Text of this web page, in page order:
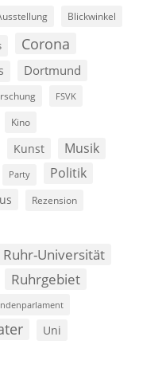
Blickwinkel
Corona
Dortmund
FSVK
Kino
Kunst Musik
Party Politik
Rezension
Ruhr-Universität
Ruhrgebiet
Uni